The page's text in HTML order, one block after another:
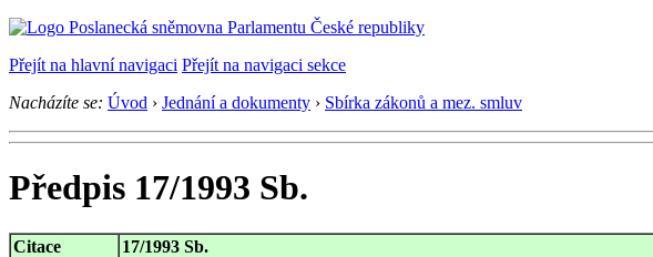
Přejít na hlavní navigaci Přejít na navigaci sekce
Nacházíte se: Úvod › Jednání a dokumenty › Sbírka zákonů a mez. smluv
Předpis 17/1993 Sb.
Citace
17/1993 Sb.